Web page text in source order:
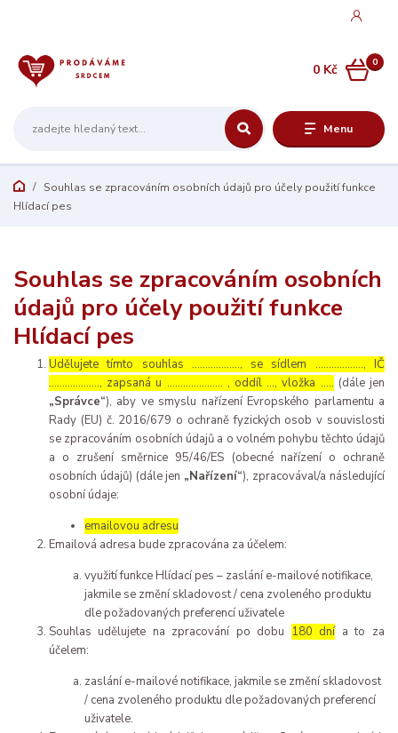
Menu
0
0 Kč
Souhlas se zpracováním osobních údajů pro účely použití funkce
Hlídací pes
Souhlas se zpracováním osobních
údajů pro účely použití funkce
Hlídací pes
Udělujete tímto souhlas ……………..., se sídlem ………………, IČ
………………., zapsaná u ………………… , oddíl …, vložka ….. (dále jen
„Správce“), aby ve smyslu nařízení Evropského parlamentu a
Rady (EU) č. 2016/679 o ochraně fyzických osob v souvislosti
se zpracováním osobních údajů a o volném pohybu těchto údajů
a o zrušení směrnice 95/46/ES (obecné nařízení o ochraně
osobních údajů) (dále jen „Nařízení“), zpracovával/a následující
osobní údaje:
emailovou adresu
Emailová adresa bude zpracována za účelem:
využití funkce Hlídací pes – zaslání e-mailové notifikace,
jakmile se změní skladovost / cena zvoleného produktu
dle požadovaných preferencí uživatele
Souhlas udělujete na zpracování po dobu 180 dnía to za
účelem:
zaslání e-mailové notifikace, jakmile se změní skladovost
/ cena zvoleného produktu dle požadovaných preferencí
uživatele.